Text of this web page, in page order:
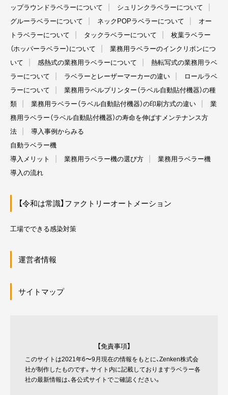
ップラウンドラベラーについて
シュリンクラベラーについて
グルーラベラーについて
ネックPOPラベラーについて
オー
トラベラーについて
タックラベラーについて
枚葉ラベラー
（ホッパーラベラー）について
業務用ラベラーのインクリボンにつ
いて
感熱式の業務用ラベラーについて
熱転写式の業務用ラベ
ラーについて
ラベラーとレーザーマーカーの違い
ロールラベ
ラーについて
業務用ラベルプリンター（ラベル自動貼付機器）の種
類
業務用ラベラー（ラベル自動貼付機器）の印刷方式の違い
業
務用ラベラー（ラベル自動貼付機器）の寿命を伸ばすメンテナンス方
法
導入事例からみる
自動ラベラー機
導入メリット
業務用ラベラー機の選び方
業務用ラベラー機
導入の流れ
【令和は常識】ファクトリーオートメーション
工場でできる感染対策
運営者情報
サイトマップ
【免責事項】
このサイトは2021年6〜9月現在の情報をもとに、Zenken株式会
社が制作したものです。サイト内に記載しておりますラベラー各
社の最新情報は、各公式サイトでご確認ください。